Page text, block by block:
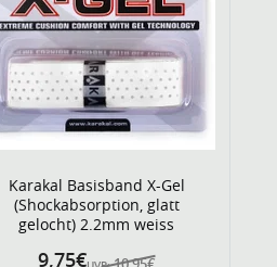
Karakal Basisband X-Gel
(Shockabsorption, glatt
gelocht) 2.2mm weiss
9,75€